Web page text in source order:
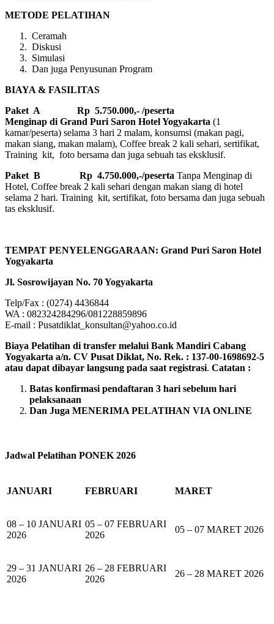
METODE PELATIHAN
Ceramah
Diskusi
Simulasi
Dan juga Penyusunan Program
BIAYA & FASILITAS
Paket A Rp 5.750.000,- /peserta
Menginap di Grand Puri Saron Hotel Yogyakarta (1
kamar/peserta) selama 3 hari 2 malam, konsumsi (makan pagi,
makan siang, makan malam), Coffee break 2 kali sehari, sertifikat,
Training kit, foto bersama dan juga sebuah tas eksklusif.
Paket B
Rp 4.750.000,-/peserta Tanpa Menginap di
Hotel, Coffee break 2 kali sehari dengan makan siang di hotel
selama 2 hari. Training kit, sertifikat, foto bersama dan juga sebuah
tas eksklusif.
TEMPAT PENYELENGGARAAN: Grand Puri Saron Hotel
Yogyakarta
Jl. Sosrowijayan No. 70 Yogyakarta
Telp/Fax : (0274) 4436844
WA : 082324284296/081228859896
E-mail : Pusatdiklat_konsultan@yahoo.co.id
Biaya Pelatihan di transfer melalui Bank Mandiri Cabang
Yogyakarta a/n. CV Pusat Diklat, No. Rek. : 137-00-1698692-5
atau dapat dibayar langsung pada saat registrasi. Catatan :
Batas konfirmasi pendaftaran 3 hari sebelum hari
pelaksanaan
Dan Juga MENERIMA PELATIHAN VIA ONLINE
Jadwal Pelatihan PONEK 2026
JANUARI FEBRUARI MARET
08 – 10 JANUARI
2026
05 – 07 FEBRUARI
2026
05 – 07 MARET 2026
29 – 31 JANUARI
2026
26 – 28 FEBRUARI
2026
26 – 28 MARET 2026